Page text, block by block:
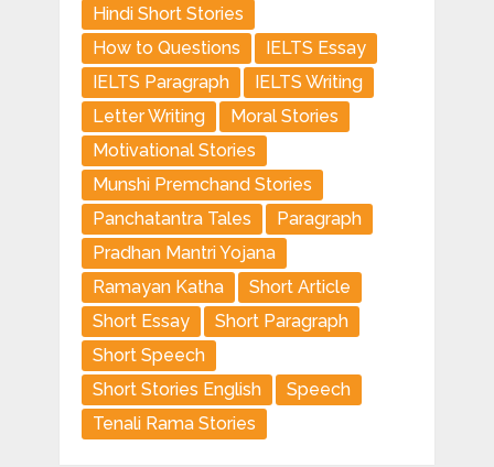
Hindi Short Stories
How to Questions
IELTS Essay
IELTS Paragraph
IELTS Writing
Letter Writing
Moral Stories
Motivational Stories
Munshi Premchand Stories
Panchatantra Tales
Paragraph
Pradhan Mantri Yojana
Ramayan Katha
Short Article
Short Essay
Short Paragraph
Short Speech
Short Stories English
Speech
Tenali Rama Stories